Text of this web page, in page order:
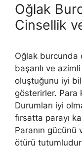
Oğlak
Cinsellik
Oğlak burcunda
başarılı ve
oluştuğunu iyi
gösterirler. Para
Durumları iyi
fırsatta parayı
Paranın
ötürü